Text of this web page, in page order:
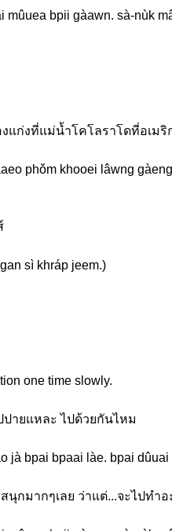
mûuea bpii gàawn. sà-nùk
งแก่งที่แม่น้ำโคโลราโดที่อเม
phǒm khooei lâwng
sì khráp jeem.)
one time slowly.
ปายแหละ ไปด้วยกันไหม
jà bpai bpaai làe. bpai dûuai
นุกมากๆเลย ว่าแต่...จะไปทำอ